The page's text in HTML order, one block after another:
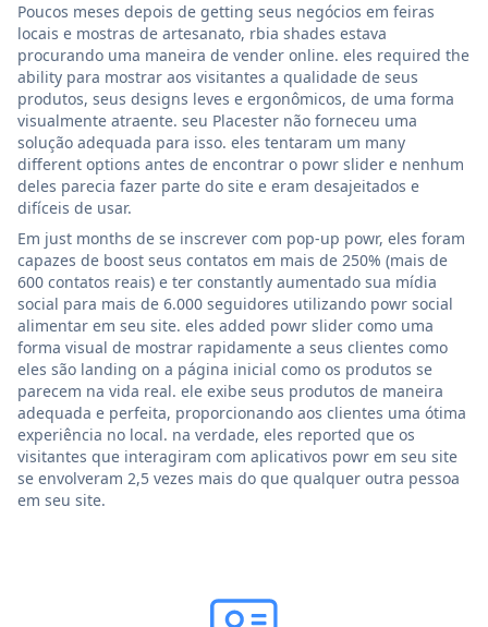
Poucos meses depois de getting seus negócios em feiras
locais e mostras de artesanato, rbia shades estava
procurando uma maneira de vender online. eles required the
ability para mostrar aos visitantes a qualidade de seus
produtos, seus designs leves e ergonômicos, de uma forma
visualmente atraente. seu Placester não forneceu uma
solução adequada para isso. eles tentaram um many
different options antes de encontrar o powr slider e nenhum
deles parecia fazer parte do site e eram desajeitados e
difíceis de usar.
Em just months de se inscrever com pop-up powr, eles foram
capazes de boost seus contatos em mais de 250% (mais de
600 contatos reais) e ter constantly aumentado sua mídia
social para mais de 6.000 seguidores utilizando powr social
alimentar em seu site. eles added powr slider como uma
forma visual de mostrar rapidamente a seus clientes como
eles são landing on a página inicial como os produtos se
parecem na vida real. ele exibe seus produtos de maneira
adequada e perfeita, proporcionando aos clientes uma ótima
experiência no local. na verdade, eles reported que os
visitantes que interagiram com aplicativos powr em seu site
se envolveram 2,5 vezes mais do que qualquer outra pessoa
em seu site.